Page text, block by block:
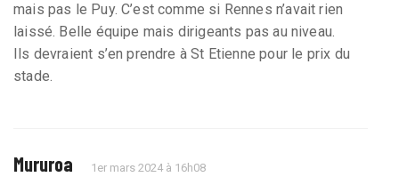
mais pas le Puy. C’est comme si Rennes n’avait rien
laissé. Belle équipe mais dirigeants pas au niveau.
Ils devraient s’en prendre à St Etienne pour le prix du
stade.
Mururoa 1er mars 2024 à 16h08